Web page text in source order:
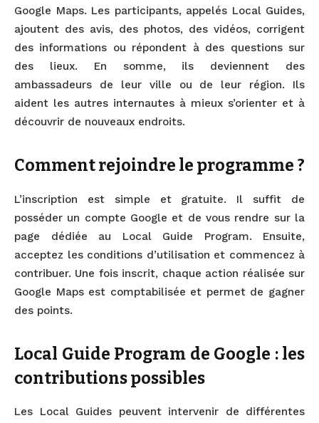
Google Maps. Les participants, appelés Local Guides,
ajoutent des avis, des photos, des vidéos, corrigent
des informations ou répondent à des questions sur
des lieux. En somme, ils deviennent des
ambassadeurs de leur ville ou de leur région. Ils
aident les autres internautes à mieux s’orienter et à
découvrir de nouveaux endroits.
Comment rejoindre le programme ?
L’inscription est simple et gratuite. Il suffit de
posséder un compte Google et de vous rendre sur la
page dédiée au Local Guide Program. Ensuite,
acceptez les conditions d’utilisation et commencez à
contribuer. Une fois inscrit, chaque action réalisée sur
Google Maps est comptabilisée et permet de gagner
des points.
Local Guide Program de Google : les
contributions possibles
Les Local Guides peuvent intervenir de différentes